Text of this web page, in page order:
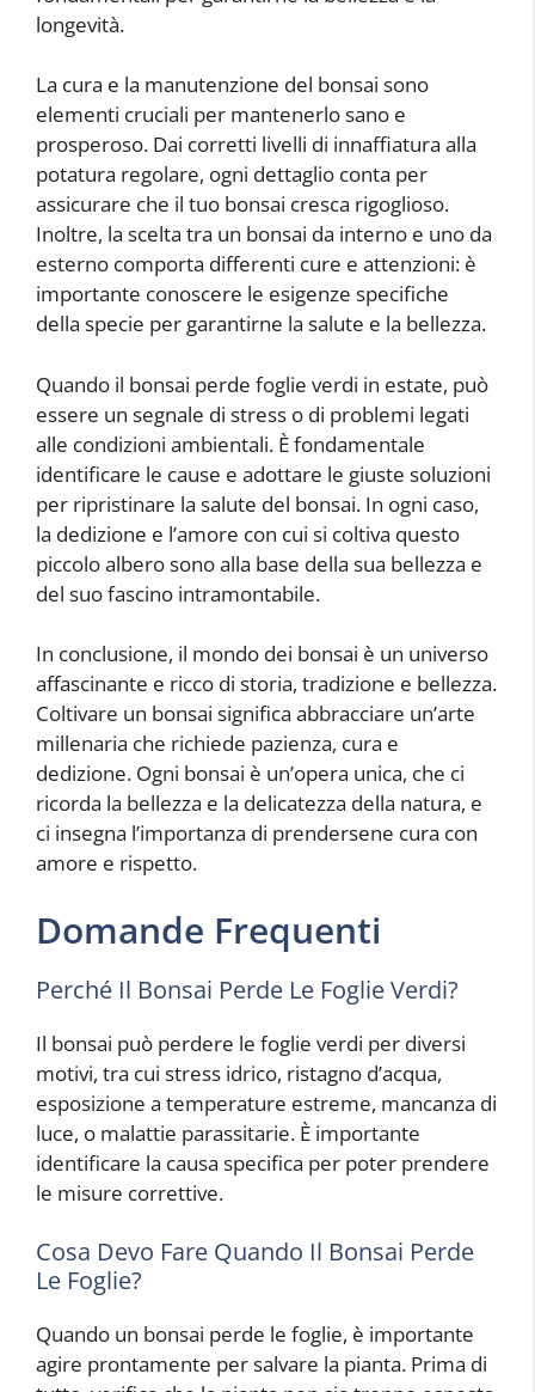
longevità.
La cura e la manutenzione del bonsai sono
elementi cruciali per mantenerlo sano e
prosperoso. Dai corretti livelli di innaffiatura alla
potatura regolare, ogni dettaglio conta per
assicurare che il tuo bonsai cresca rigoglioso.
Inoltre, la scelta tra un bonsai da interno e uno da
esterno comporta differenti cure e attenzioni: è
importante conoscere le esigenze specifiche
della specie per garantirne la salute e la bellezza.
Quando il bonsai perde foglie verdi in estate, può
essere un segnale di stress o di problemi legati
alle condizioni ambientali. È fondamentale
identificare le cause e adottare le giuste soluzioni
per ripristinare la salute del bonsai. In ogni caso,
la dedizione e l’amore con cui si coltiva questo
piccolo albero sono alla base della sua bellezza e
del suo fascino intramontabile.
In conclusione, il mondo dei bonsai è un universo
affascinante e ricco di storia, tradizione e bellezza.
Coltivare un bonsai significa abbracciare un’arte
millenaria che richiede pazienza, cura e
dedizione. Ogni bonsai è un’opera unica, che ci
ricorda la bellezza e la delicatezza della natura, e
ci insegna l’importanza di prendersene cura con
amore e rispetto.
Domande Frequenti
Perché Il Bonsai Perde Le Foglie Verdi?
Il bonsai può perdere le foglie verdi per diversi
motivi, tra cui stress idrico, ristagno d’acqua,
esposizione a temperature estreme, mancanza di
luce, o malattie parassitarie. È importante
identificare la causa specifica per poter prendere
le misure correttive.
Cosa Devo Fare Quando Il Bonsai Perde
Le Foglie?
Quando un bonsai perde le foglie, è importante
agire prontamente per salvare la pianta. Prima di